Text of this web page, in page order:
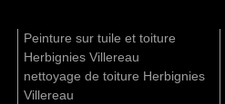
Peinture sur tuile et toiture
Herbignies Villereau
nettoyage de toiture Herbignies
Villereau